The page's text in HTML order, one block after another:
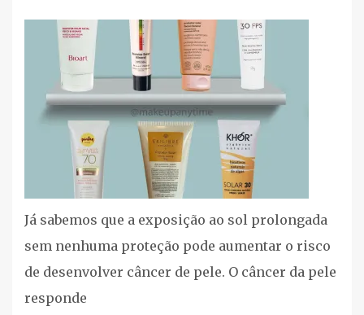
cruelty
free/vegan,
Proteção
Solar
Já sabemos que a exposição ao sol prolongada
sem nenhuma proteção pode aumentar o risco
de desenvolver câncer de pele. O câncer da pele
responde